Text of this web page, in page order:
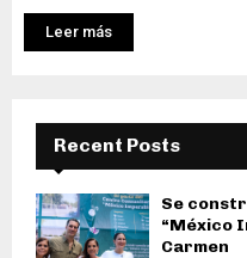
Leer más
Recent Posts
Se
“México
Carmen